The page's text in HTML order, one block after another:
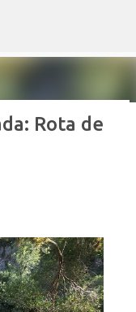
férias
Rota de